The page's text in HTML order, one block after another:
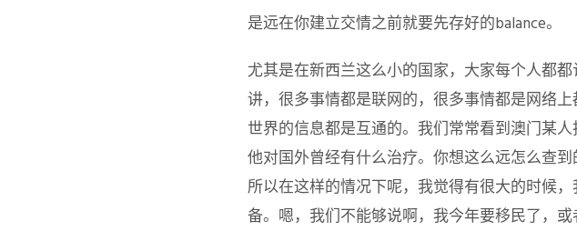
是远在你建立交情之前就要先存好的balance。
尤其是在新西兰这么小的国家，大家每个人都
讲，很多事情都是联网的，很多事情都是网络
世界的信息都是互通的。我们常常看到澳门某
他对国外曾经有什么治疗。你想这么远怎么查
所以在这样的情况下呢，我觉得有很大的时候
备。嗯，我们不能够说啊，我今年要移民了，